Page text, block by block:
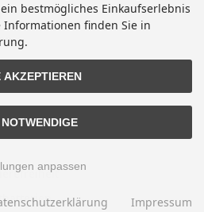
bestmögliches Einkaufserlebnis
finden Sie in
anpassen
Impressum